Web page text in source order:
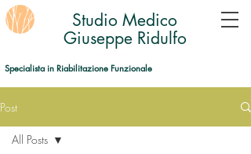
Specialista in Riabilitazione Funzionale
Studio Medico
Giuseppe Ridulfo
Post
All Posts